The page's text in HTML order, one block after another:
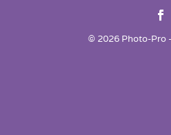
© 2026 Photo-Pro